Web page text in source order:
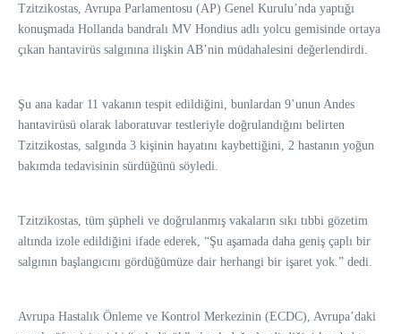
Tzitzikostas, Avrupa Parlamentosu (AP) Genel Kurulu’nda yaptığı
konuşmada Hollanda bandralı MV Hondius adlı yolcu gemisinde ortaya
çıkan hantavirüs salgınına ilişkin AB’nin müdahalesini değerlendirdi.
Şu ana kadar 11 vakanın tespit edildiğini, bunlardan 9’unun Andes
hantavirüsü olarak laboratuvar testleriyle doğrulandığını belirten
Tzitzikostas, salgında 3 kişinin hayatını kaybettiğini, 2 hastanın yoğun
bakımda tedavisinin sürdüğünü söyledi.
Tzitzikostas, tüm şüpheli ve doğrulanmış vakaların sıkı tıbbi gözetim
altında izole edildiğini ifade ederek, “Şu aşamada daha geniş çaplı bir
salgının başlangıcını gördüğümüze dair herhangi bir işaret yok.” dedi.
Avrupa Hastalık Önleme ve Kontrol Merkezinin (ECDC), Avrupa’daki